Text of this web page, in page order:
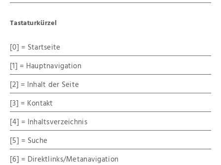
Tastaturkürzel
[0] = Startseite
[1] = Hauptnavigation
[2] = Inhalt der Seite
[3] = Kontakt
[4] = Inhaltsverzeichnis
[5] = Suche
[6] = Direktlinks/Metanavigation